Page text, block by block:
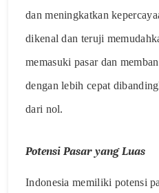
dan meningkatkan
dikenal dan teruji
memasuki pasar dan
dengan lebih cepat
dari nol.
Potensi Pasar yang Luas
Indonesia memiliki potensi